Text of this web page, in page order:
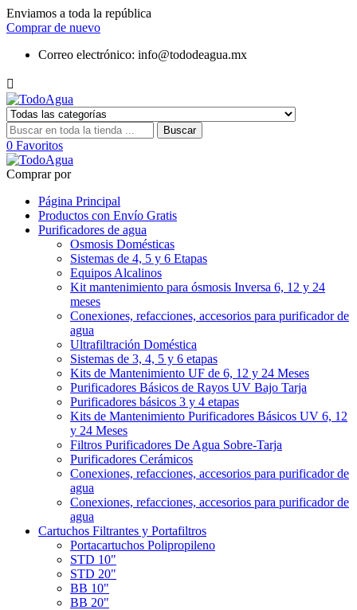
Enviamos a toda la república
Comprar de nuevo
Correo electrónico: info@tododeagua.mx

Buscar
0 Favoritos
Comprar por
Página Principal
Productos con Envío Gratis
Purificadores de agua
Osmosis Domésticas
Sistemas de 4, 5 y 6 Etapas
Equipos Alcalinos
Kit mantenimiento para ósmosis Inversa 6, 12 y 24
meses
Conexiones, refacciones, accesorios para purificador de
agua
Ultrafiltración Doméstica
Sistemas de 3, 4, 5 y 6 etapas
Kits de Mantenimiento UF de 6, 12 y 24 Meses
Purificadores Básicos de Rayos UV Bajo Tarja
Purificadores básicos 3 y 4 etapas
Kits de Mantenimiento Purificadores Básicos UV 6, 12
y 24 Meses
Filtros Purificadores De Agua Sobre-Tarja
Purificadores Cerámicos
Conexiones, refacciones, accesorios para purificador de
agua
Conexiones, refacciones, accesorios para purificador de
agua
Cartuchos Filtrantes y Portafiltros
Portacartuchos Polipropileno
STD 10"
STD 20"
BB 10"
BB 20"